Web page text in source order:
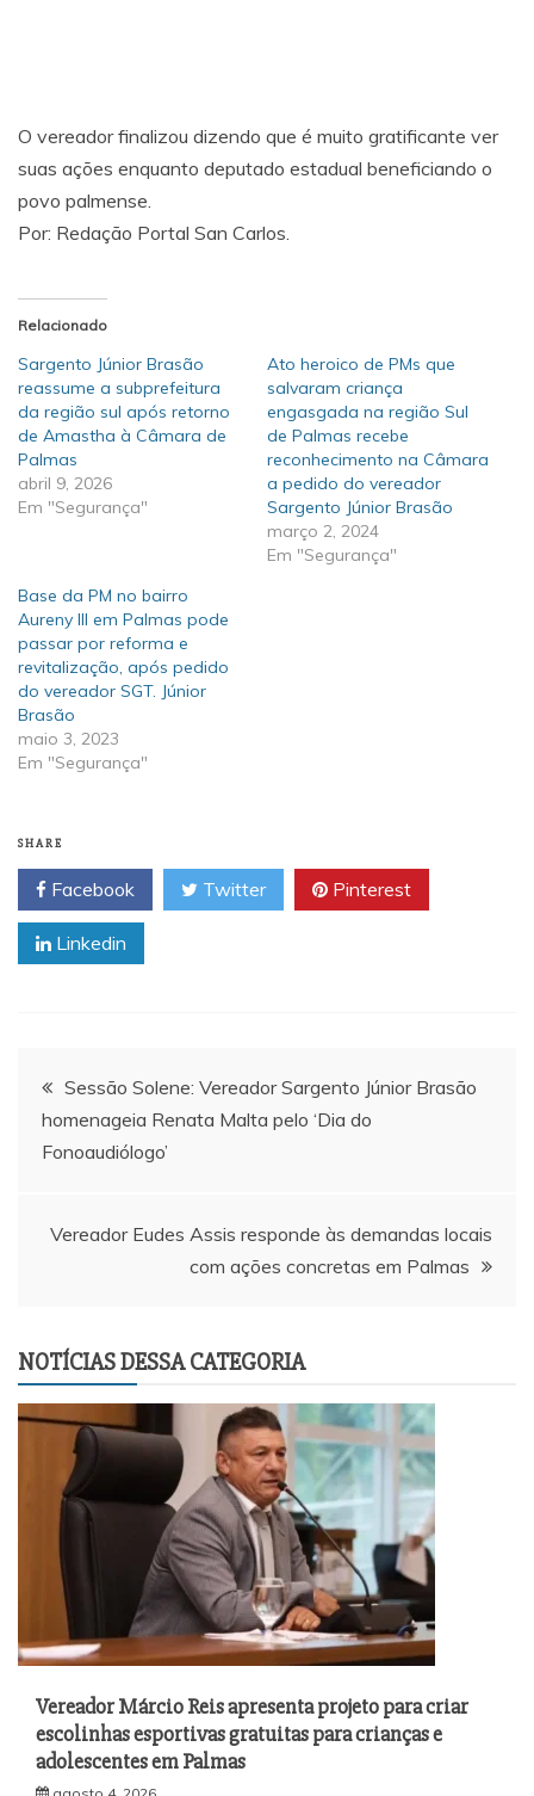
O vereador finalizou dizendo que é muito gratificante ver
suas ações enquanto deputado estadual beneficiando o
povo palmense.
Por: Redação Portal San Carlos.
Relacionado
Sargento Júnior Brasão
reassume a subprefeitura
da região sul após retorno
de Amastha à Câmara de
Palmas
abril 9, 2026
Em "Segurança"
Ato heroico de PMs que
salvaram criança
engasgada na região Sul
de Palmas recebe
reconhecimento na Câmara
a pedido do vereador
Sargento Júnior Brasão
março 2, 2024
Em "Segurança"
Base da PM no bairro
Aureny III em Palmas pode
passar por reforma e
revitalização, após pedido
do vereador SGT. Júnior
Brasão
maio 3, 2023
Em "Segurança"
SHARE
Facebook Twitter Pinterest
Linkedin
Navegação
de
Sessão Solene: Vereador Sargento Júnior Brasão
homenageia Renata Malta pelo ‘Dia do
Fonoaudiólogo’
Vereador Eudes Assis responde às demandas locais
com ações concretas em Palmas
NOTÍCIAS DESSA CATEGORIA
Vereador Márcio Reis apresenta projeto para criar
escolinhas esportivas gratuitas para crianças e
adolescentes em Palmas